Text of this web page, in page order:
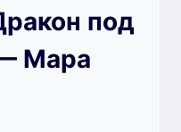
под
Мара